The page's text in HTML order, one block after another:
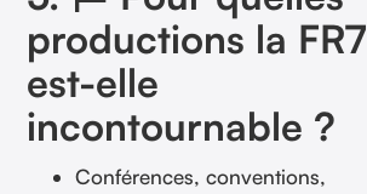
productions la FR7
est-elle
incontournable ?
Conférences, conventions,